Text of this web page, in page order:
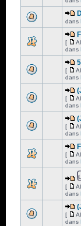
dans
[
dans
[
dans
[
dans
[
dans
[
dans
[
dans
[
dans